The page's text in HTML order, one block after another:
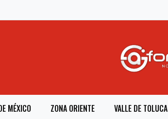
MÉXICO ZONA ORIENTE VALLE DE TOLUCA